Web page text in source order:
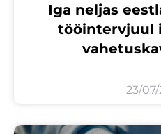
Iga neljas
tööintervjuul
23/